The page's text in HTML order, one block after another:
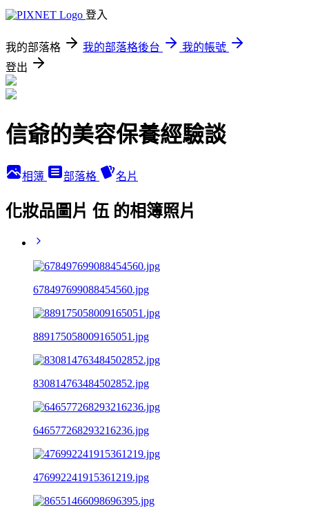
登入
我的部落格 我的部落格後台
我的帳號
登出
信爺的美容保養經驗談
相簿 部落格 名片
化妝品圖片 伍 的相簿照片
678497699088454560.jpg
889175058009165051.jpg
830814763484502852.jpg
646577268293216236.jpg
476992241915361219.jpg